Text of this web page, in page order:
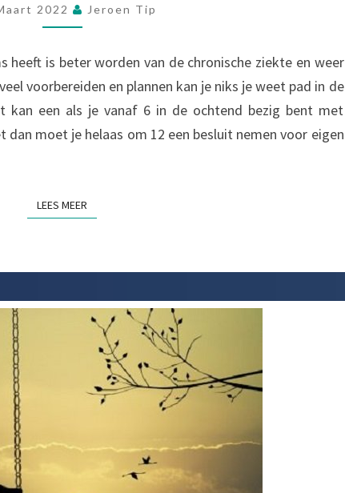
2022 Jeroen Tip
heeft is beter worden van de chronische ziekte en weer
voorbereiden en plannen kan je niks je weet pad in de
een als je vanaf 6 in de ochtend bezig bent met
moet je helaas om 12 een besluit nemen voor eigen
LEES MEER